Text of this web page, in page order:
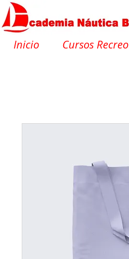
Inicio Cursos Recreo